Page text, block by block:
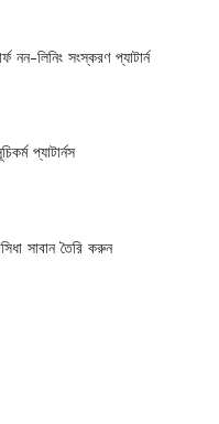
নন-লিনিং সংস্করণ প্যাটার্ন
প্যাটার্নস
সাবান তৈরি করুন